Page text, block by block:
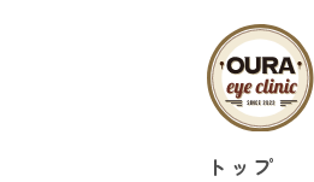
トップ